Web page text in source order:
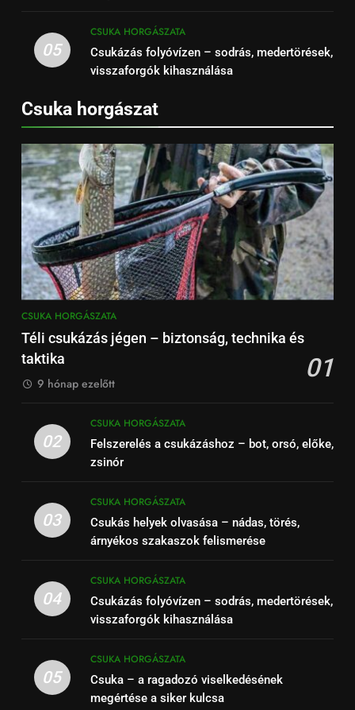
05
CSUKA HORGÁSZATA
Csukázás folyóvízen – sodrás, medertörések,
visszaforgók kihasználása
Csuka horgászat
CSUKA HORGÁSZATA
Téli csukázás jégen – biztonság, technika és
taktika
01
9 hónap ezelőtt
02
CSUKA HORGÁSZATA
Felszerelés a csukázáshoz – bot, orsó, előke,
zsinór
03
CSUKA HORGÁSZATA
Csukás helyek olvasása – nádas, törés,
árnyékos szakaszok felismerése
04
CSUKA HORGÁSZATA
Csukázás folyóvízen – sodrás, medertörések,
visszaforgók kihasználása
05
CSUKA HORGÁSZATA
Csuka – a ragadozó viselkedésének
megértése a siker kulcsa